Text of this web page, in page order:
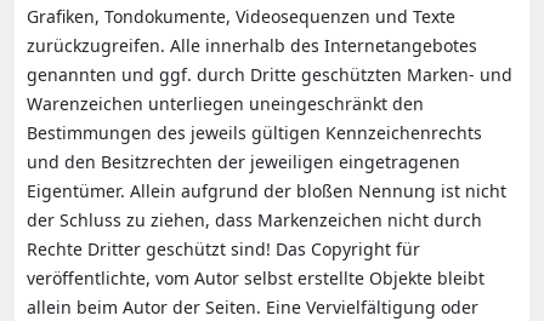
Grafiken, Tondokumente, Videosequenzen und Texte
zurückzugreifen. Alle innerhalb des Internetangebotes
genannten und ggf. durch Dritte geschützten Marken- und
Warenzeichen unterliegen uneingeschränkt den
Bestimmungen des jeweils gültigen Kennzeichenrechts
und den Besitzrechten der jeweiligen eingetragenen
Eigentümer. Allein aufgrund der bloßen Nennung ist nicht
der Schluss zu ziehen, dass Markenzeichen nicht durch
Rechte Dritter geschützt sind! Das Copyright für
veröffentlichte, vom Autor selbst erstellte Objekte bleibt
allein beim Autor der Seiten. Eine Vervielfältigung oder